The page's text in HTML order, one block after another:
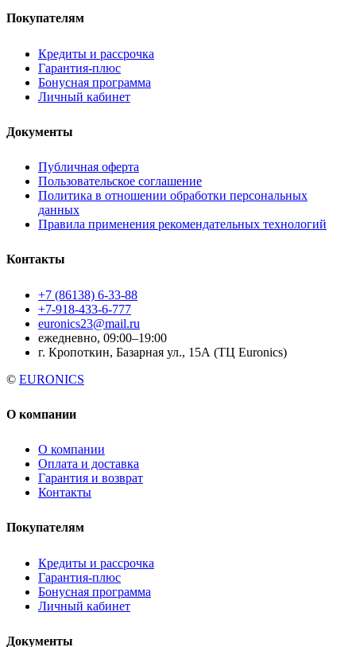
Покупателям
Кредиты и рассрочка
Гарантия-плюс
Бонусная программа
Личный кабинет
Документы
Публичная оферта
Пользовательское соглашение
Политика в отношении обработки персональных
данных
Правила применения рекомендательных технологий
Контакты
+7 (86138) 6-33-88
+7-918-433-6-777
euronics23@mail.ru
ежедневно, 09:00–19:00
г. Кропоткин, Базарная ул., 15А (ТЦ Euronics)
© EURONICS
О компании
О компании
Оплата и доставка
Гарантия и возврат
Контакты
Покупателям
Кредиты и рассрочка
Гарантия-плюс
Бонусная программа
Личный кабинет
Документы